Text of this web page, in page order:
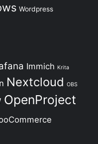
Wordpress
Immich Krita
Nextcloud OBS
OpenProject